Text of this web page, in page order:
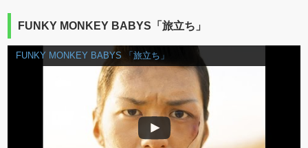
FUNKY MONKEY BABYS「旅立ち」
FUNKY MONKEY BABYS 「旅立ち」